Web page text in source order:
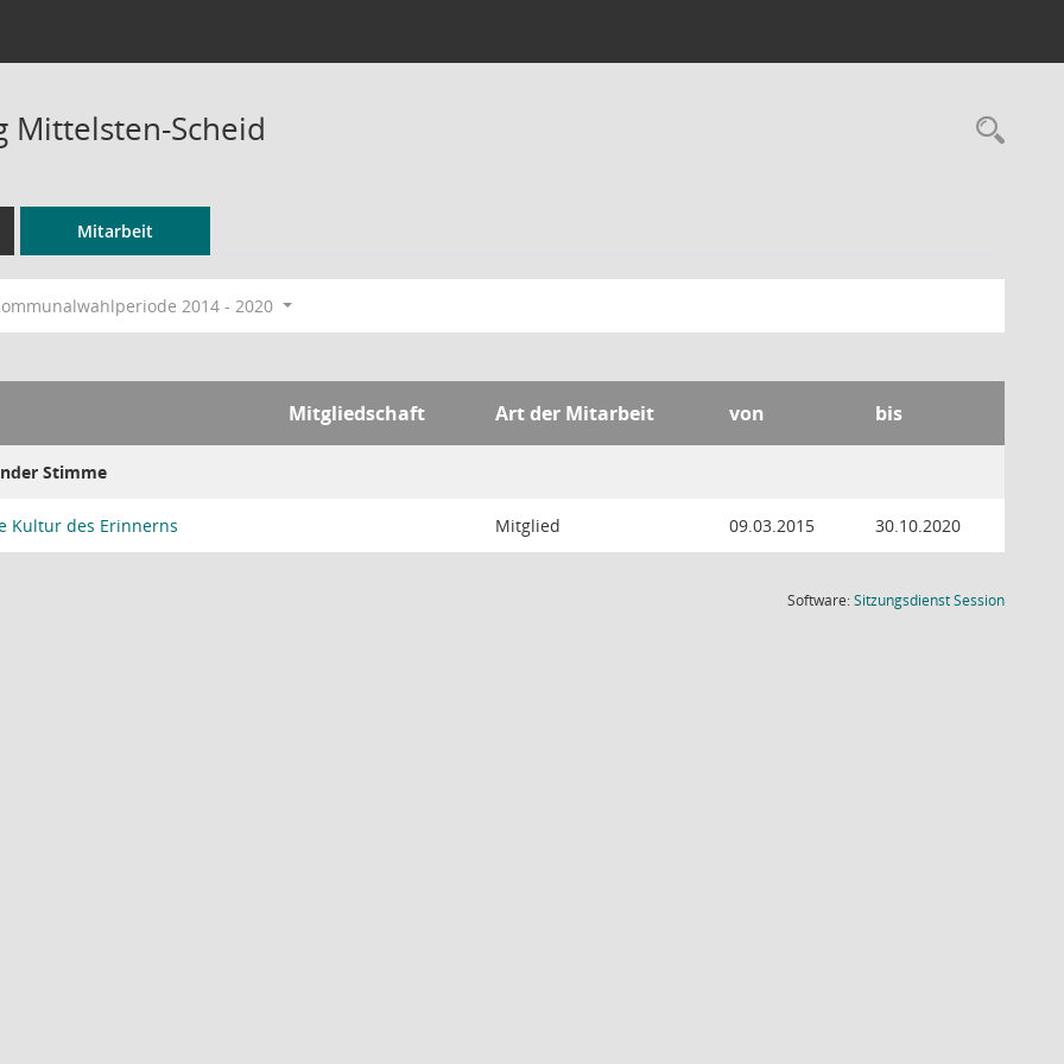
Mittelsten-Scheid
Mitarbeit
2014 - 2020
Mitgliedschaft Art der Mitarbeit von bis
Stimme
Kultur des Erinnerns Mitglied 09.03.2015 30.10.2020
Software:SitzungsdienstSession(Wird in